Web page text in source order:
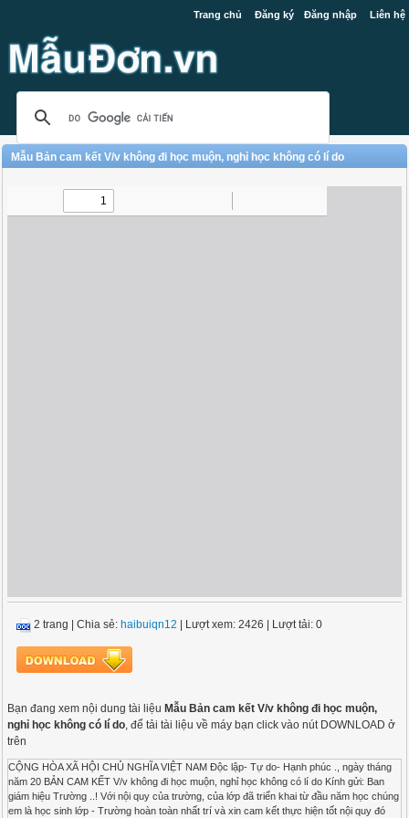
Trang chủ Đăng ký Đăng nhập Liên hệ
Mẫu Bản cam kết V/v không đi học muộn, nghỉ học không có lí do
2 trang |Chia sẻ: haibuiqn12 | Lượt xem: 2426 | Lượt tải: 0
Bạn đang xem nội dung tài liệu Mẫu Bản cam kết V/v không đi học muộn,
nghỉ học không có lí do, để tải tài liệu về máy bạn click vào nút DOWNLOAD ở
trên
CỘNG HÒA XÃ HỘI CHỦ NGHĨA VIỆT NAM Độc lập- Tự do- Hạnh phúc ., ngày tháng
năm 20 BẢN CAM KẾT V/v không đi học muộn, nghỉ học không có lí do Kính gửi: Ban
giám hiệu Trường ..! Với nội quy của trường, của lớp đã triển khai từ đầu năm học chúng
em là học sinh lớp - Trường hoàn toàn nhất trí và xin cam kết thực hiện tốt nội quy đó